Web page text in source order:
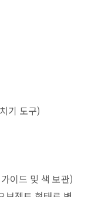
기 도구)
이드 및 색 보관)